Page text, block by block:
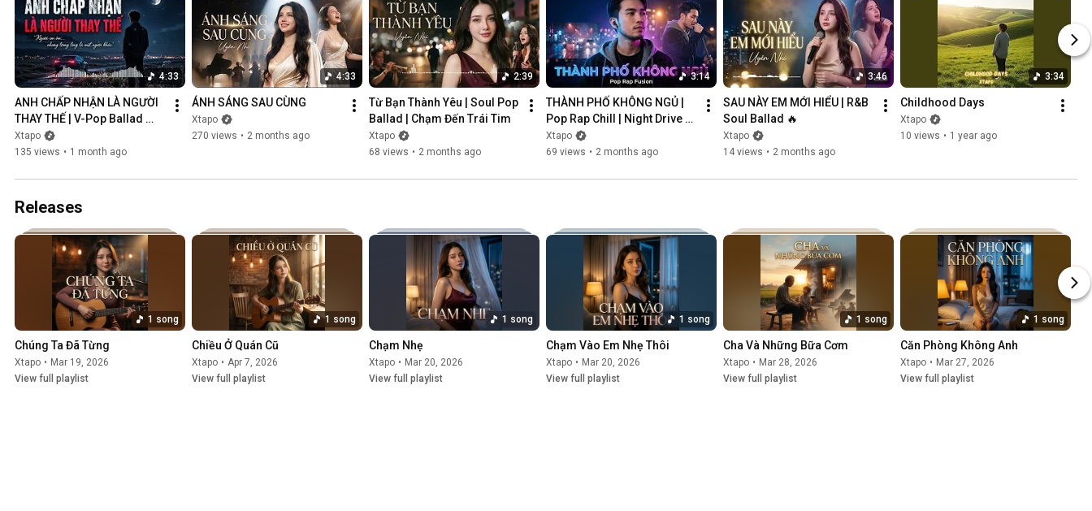
4:33
ANH CHẤP NHẬN LÀ NGƯỜI
THAY THẾ | V-Pop Ballad
Buồn
Xtapo
135 views • 1 month ago
4:33
ÁNH SÁNG SAU CÙNG
Xtapo
270 views • 2 months ago
2:39
Từ Bạn Thành Yêu | Soul Pop
Ballad | Chạm Đến Trái Tim
Xtapo
68 views • 2 months ago
3:14
THÀNH PHỐ KHÔNG NGỦ |
Pop Rap Chill | Night Drive
Vibes
Xtapo
69 views • 2 months ago
3:46
SAU NÀY EM MỚI HIỂU | R&B
Soul Ballad 🔥
Xtapo
14 views • 2 months ago
3:34
Childhood Days
Xtapo
10 views • 1 year ago
Releases
1 song
Chúng Ta Đã Từng
Xtapo • Mar 19, 2026
View full playlist
1 song
Chiều Ở Quán Cũ
Xtapo • Apr 7, 2026
View full playlist
1 song
Chạm Nhẹ
Xtapo • Mar 20, 2026
View full playlist
1 song
Chạm Vào Em Nhẹ Thôi
Xtapo • Mar 20, 2026
View full playlist
1 song
Cha Và Những Bữa Cơm
Xtapo • Mar 28, 2026
View full playlist
1 song
Căn Phòng Không Anh
Xtapo • Mar 27, 2026
View full playlist